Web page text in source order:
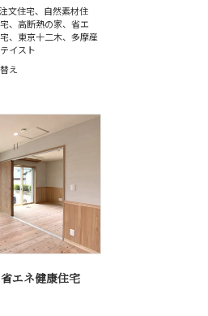
注文住宅、 自然素材住
、高断熱の家、省エ
、 東京十二木、多摩産
イスト
え
エネ健康住宅